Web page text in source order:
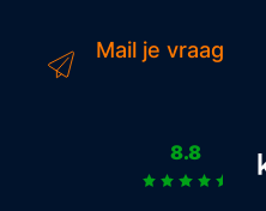
Mail je vraag
8.8